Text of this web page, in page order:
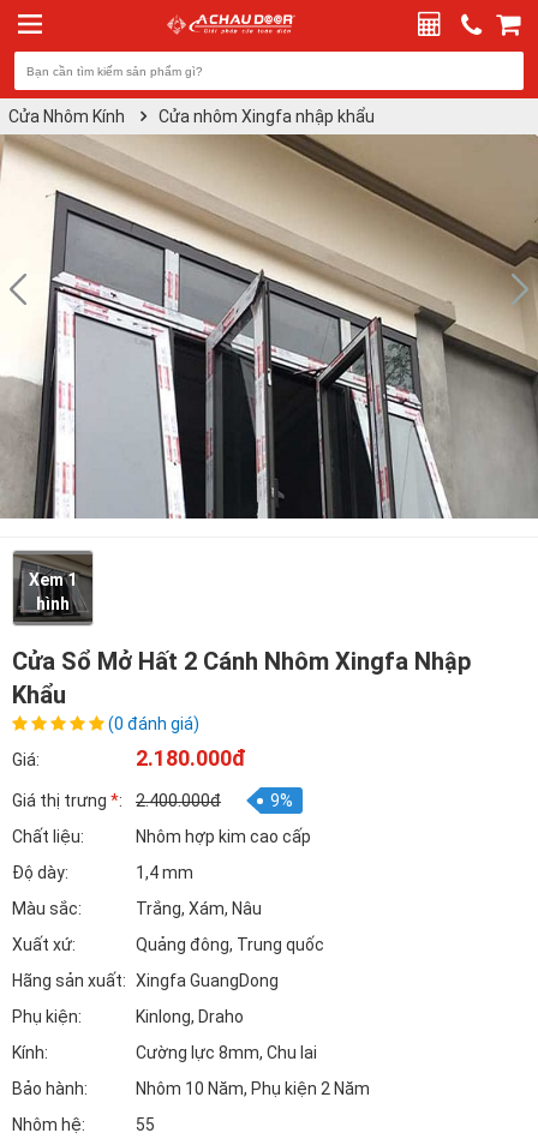
Cửa Nhôm Kính Cửa nhôm Xingfa nhập khẩu
Xem 1
hình
Cửa Sổ Mở Hất 2 Cánh Nhôm Xingfa Nhập
Khẩu
(0 đánh giá)
Giá:
2.180.000đ
Giá thị trưng *: 2.400.000đ
9%
Chất liệu:
Nhôm hợp kim cao cấp
Độ dày:
1,4 mm
Màu sắc:
Trắng, Xám, Nâu
Xuất xứ:
Quảng đông, Trung quốc
Hãng sản xuất: Xingfa GuangDong
Phụ kiện:
Kinlong, Draho
Kính:
Cường lực 8mm, Chu lai
Bảo hành:
Nhôm 10 Năm, Phụ kiện 2 Năm
Nhôm hệ:
55